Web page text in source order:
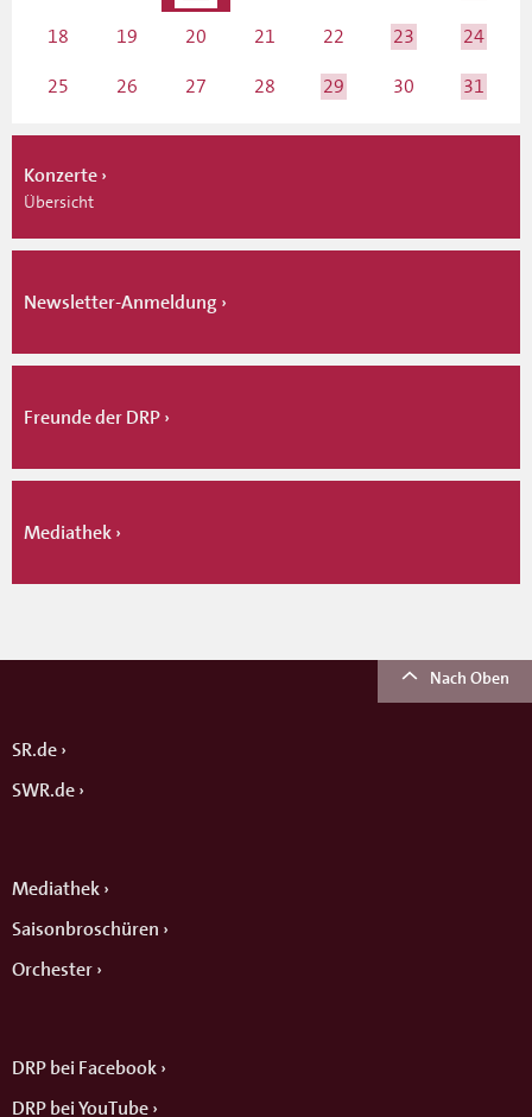
18
19 20 21 22 23
24
25
26 27 28 29 30 31
Konzerte
Übersicht
Newsletter-Anmeldung
Freunde der DRP
Mediathek
Nach Oben
SR.de
SWR.de
Mediathek
Saisonbroschüren
Orchester
DRP bei Facebook
DRP bei YouTube